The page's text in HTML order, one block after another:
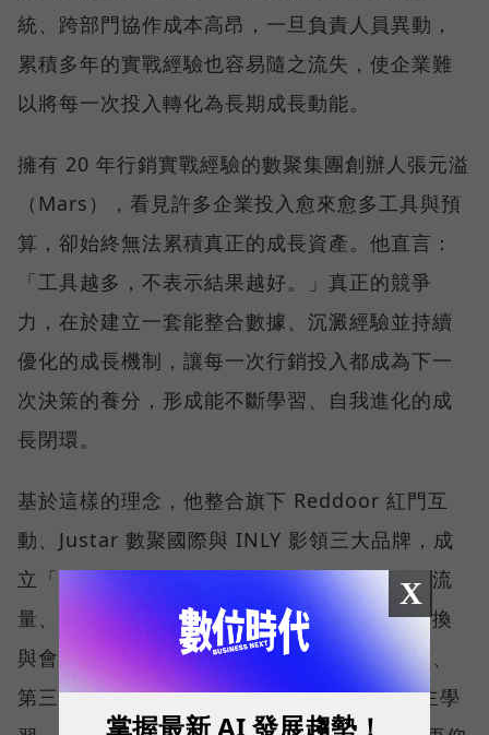
統、跨部門協作成本高昂，一旦負責人員異動，
累積多年的實戰經驗也容易隨之流失，使企業難
以將每一次投入轉化為長期成長動能。
擁有 20 年行銷實戰經驗的數聚集團創辦人張元溢
（Mars），看見許多企業投入愈來愈多工具與預
算，卻始終無法累積真正的成長資產。他直言：
「工具越多，不表示結果越好。」真正的競爭
力，在於建立一套能整合數據、沉澱經驗並持續
優化的成長機制，讓每一次行銷投入都成為下一
次決策的養分，形成能不斷學習、自我進化的成
長閉環。
基於這樣的理念，他整合旗下 Reddoor 紅門互
動、Justar 數聚國際與 INLY 影領三大品牌，成
立「數聚集團」，並提出全台首創的「聲量、流
量、存量」行銷飛輪，串聯品牌曝光、流量轉換
與會員經營三大階段。並整合第一方、第二方、
第三方數據與生成式 AI，協助企業打造能自主學
X
掌握最新 AI 發展趨勢！